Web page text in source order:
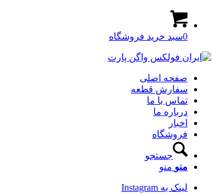
0سبد خرید فروشگاه
صفحه اصلی
سفارش قطعه
تماس با ما
درباره ما
اخبار
فروشگاه
جستجو
منو منو
لینک به Instagram